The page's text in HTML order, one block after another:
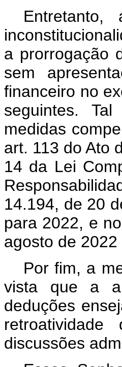
a prorrogação
sem
financeiro no
seguintes.
medidas
art. 113 do Ato
14 da Lei
14.194, de 20
para 2022, e
agosto de
Por fim, a
vista que a
deduções
discussões